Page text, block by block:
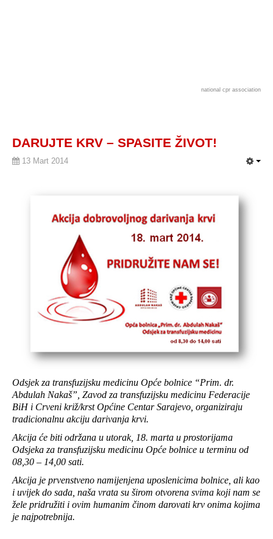
national cpr association
DARUJTE KRV – SPASITE ŽIVOT!
13 Mart 2014
Odsjek za transfuzijsku medicinu Opće bolnice “Prim. dr.
Abdulah Nakaš”, Zavod za transfuzijsku medicinu Federacije
BiH i Crveni križ/krst Općine Centar Sarajevo, organiziraju
tradicionalnu akciju darivanja krvi.
Akcija će biti održana u utorak, 18. marta u prostorijama
Odsjeka za transfuzijsku medicinu Opće bolnice u terminu od
08,30 – 14,00 sati.
Akcija je prvenstveno namijenjena uposlenicima bolnice, ali kao
i uvijek do sada, naša vrata su širom otvorena svima koji nam se
žele pridružiti i ovim humanim činom darovati krv onima kojima
je najpotrebnija.